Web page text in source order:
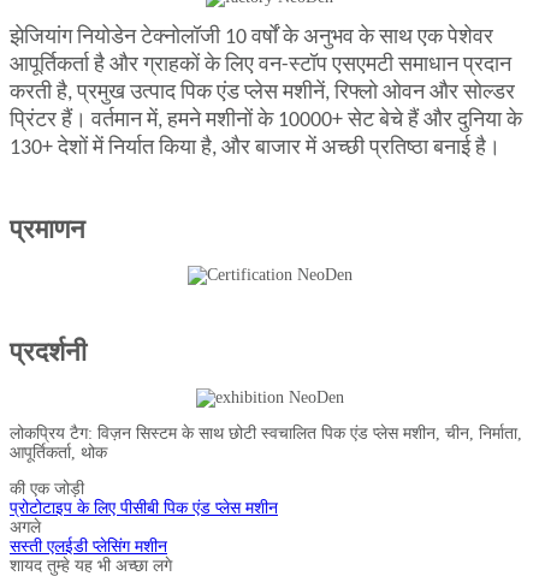
झेजियांग नियोडेन टेक्नोलॉजी 10 वर्षों के अनुभव के साथ एक पेशेवर
आपूर्तिकर्ता है और ग्राहकों के लिए वन-स्टॉप एसएमटी समाधान प्रदान
करती है, प्रमुख उत्पाद पिक एंड प्लेस मशीनें, रिफ्लो ओवन और सोल्डर
प्रिंटर हैं। वर्तमान में, हमने मशीनों के 10000+ सेट बेचे हैं और दुनिया के
130+ देशों में निर्यात किया है, और बाजार में अच्छी प्रतिष्ठा बनाई है।
प्रमाणन
प्रदर्शनी
लोकप्रिय टैग: विज़न सिस्टम के साथ छोटी स्वचालित पिक एंड प्लेस मशीन, चीन, निर्माता,
आपूर्तिकर्ता, थोक
की एक जोड़ी
प्रोटोटाइप के लिए पीसीबी पिक एंड प्लेस मशीन
अगले
सस्ती एलईडी प्लेसिंग मशीन
शायद तुम्हे यह भी अच्छा लगे